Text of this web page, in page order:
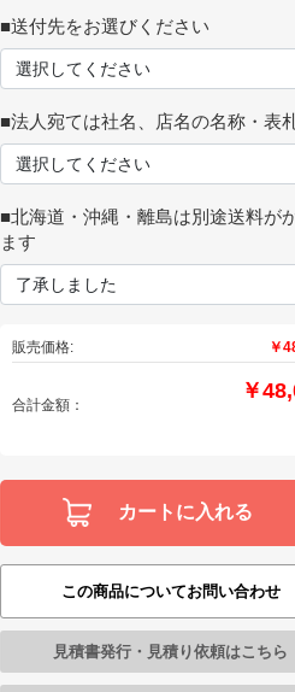
■送付先をお選びください
■法人宛ては社名、店名の名称・表
■北海道・沖縄・離島は別途送料が
ます
販売価格: ￥
合計金額：
￥
カートに入れる
この商品についてお問い合わせ
見積書発行・見積り依頼はこちら